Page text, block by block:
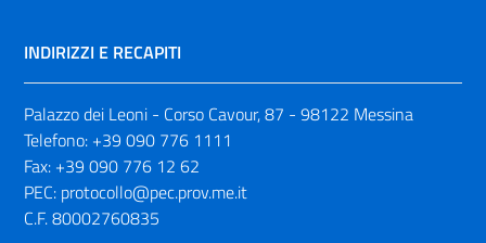
INDIRIZZI E RECAPITI
Palazzo dei Leoni - Corso Cavour, 87 - 98122 Messina
Telefono: +39 090 776 1111
Fax: +39 090 776 12 62
PEC: protocollo@pec.prov.me.it
C.F. 80002760835